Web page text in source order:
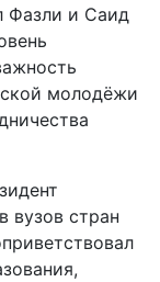
Фазли и Саид
молодёжи
вузов стран